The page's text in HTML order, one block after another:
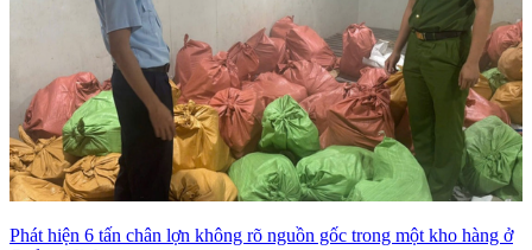
Phát hiện 6 tấn chân lợn không rõ nguồn gốc trong một kho hàng ở